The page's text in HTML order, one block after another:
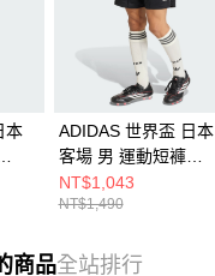
本
ADIDAS 世界盃 日本
客場 男 運動短褲
JN1877
NT$1,043
NT$1,490
商品全站排行